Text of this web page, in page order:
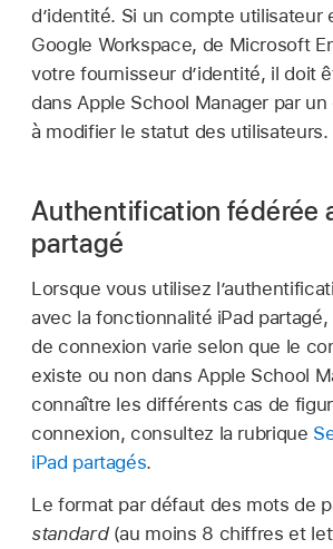
d’identité. Si un compte utilisateur
Google Workspace, de Microsoft
votre fournisseur d’identité, il doit
dans Apple School Manager par
à modifier le statut des utilisateurs.
Authentification fédérée
partagé
Lorsque vous utilisez
avec la fonctionnalité iPad partagé,
de connexion varie selon que le
existe ou non dans Apple School
connaître les différents cas de
connexion, consultez la rubrique
iPad partagés.
Le format par défaut des mots de
standard(au moins 8 chiffres et